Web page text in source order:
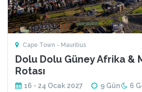
Cape Town - Mauritius
Dolu Dolu Güney Afrika &
Rotası
16 - 24 Ocak 2027 9 Gün
6